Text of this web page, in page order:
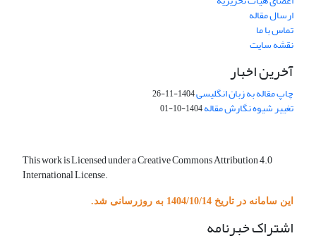
ارسال مقاله
تماس با ما
نقشه سایت
آخرین اخبار
چاپ مقاله به زبان انگلیسی1404-11-26
تغییر شیوه نگارش مقاله1404-10-01
This work is Licensed under a Creative Commons Attribution 4.0
International License.
این سامانه در تاریخ 1404/10/14 به روزرسانی شد.
اشتراک خبرنامه